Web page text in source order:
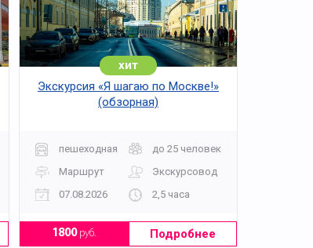
хит
Экскурсия «Я шагаю по Москве!»
(обзорная)
пешеходная
до 25 человек
Маршрут
Экскурсовод
07.08.2026
2,5 часа
1800руб. Подробнее